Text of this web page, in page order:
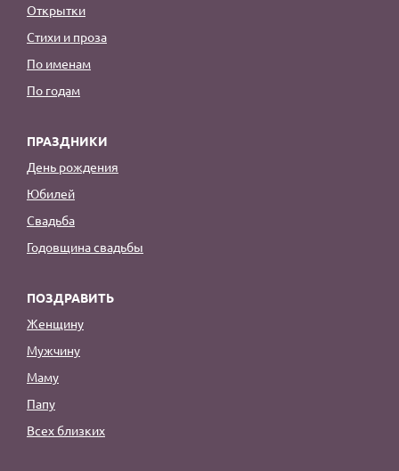
Открытки
Стихи и проза
По именам
По годам
ПРАЗДНИКИ
День рождения
Юбилей
Свадьба
Годовщина свадьбы
ПОЗДРАВИТЬ
Женщину
Мужчину
Маму
Папу
Всех близких